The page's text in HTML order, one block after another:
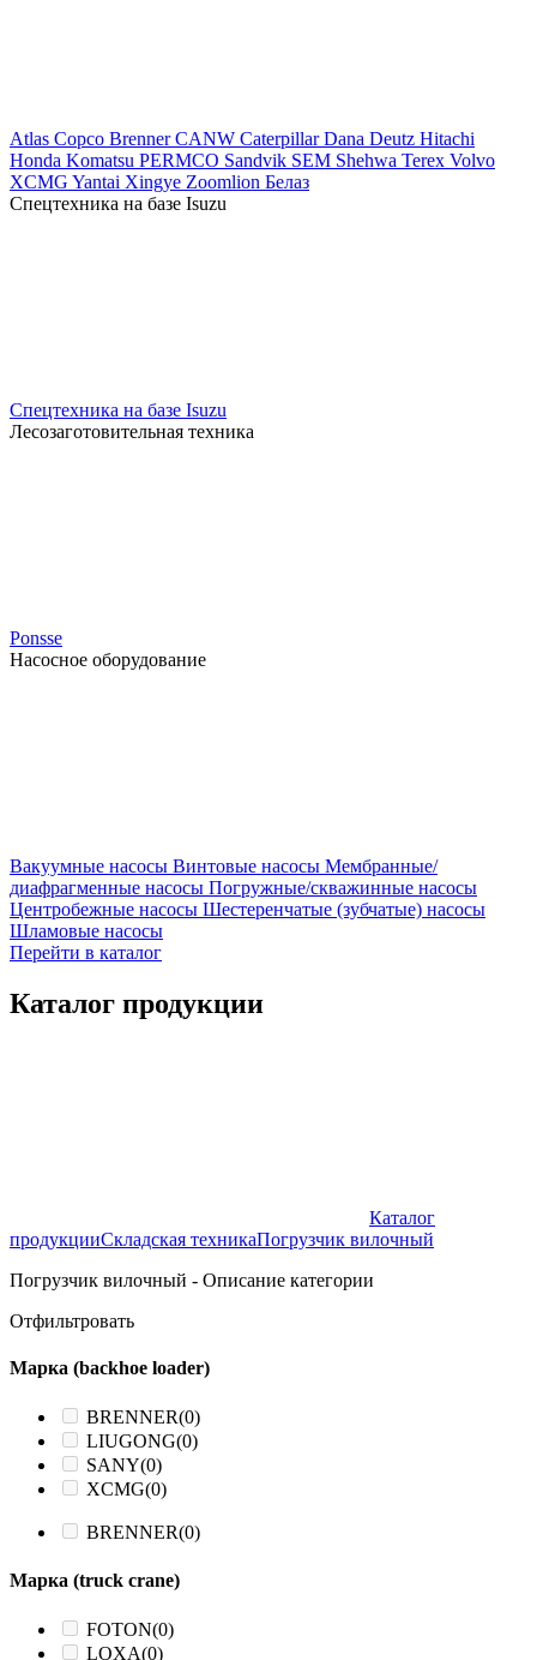
Atlas Copco BrennerCANW CaterpillarDana Deutz Hitachi
Honda Komatsu PERMCO Sandvik SEM Shehwa Terex Volvo
XCMG Yantai Xingye Zoomlion Белаз
Спецтехника на базе Isuzu
Спецтехника на базе Isuzu
Лесозаготовительная техника
Ponsse
Насосное оборудование
Вакуумные насосы Винтовые насосы Мембранные/
диафрагменные насосы Погружные/скважинные насосы
Центробежные насосы Шестеренчатые (зубчатые) насосы
Шламовые насосы
Перейти в каталог
Каталог продукции
Каталог
продукцииСкладская техникаПогрузчик вилочный
Погрузчик вилочный - Описание категории
Отфильтровать
Марка (backhoe loader)
BRENNER(0)
LIUGONG(0)
SANY(0)
XCMG(0)
BRENNER(0)
Марка (truck crane)
FOTON(0)
LOXA(0)